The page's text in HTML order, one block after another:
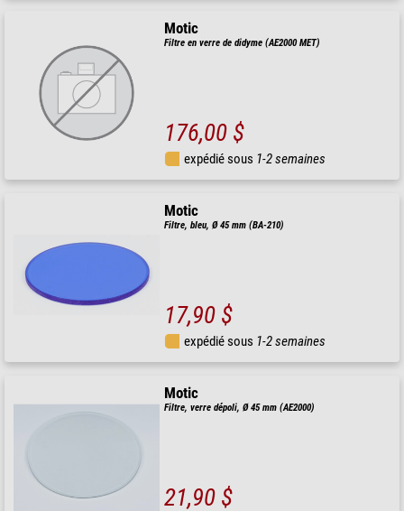
Motic
Filtre en verre de didyme (AE2000 MET)
176,00 $
expédié sous 1-2 semaines
Motic
Filtre, bleu, Ø 45 mm (BA-210)
17,90 $
expédié sous 1-2 semaines
Motic
Filtre, verre dépoli, Ø 45 mm (AE2000)
21,90 $